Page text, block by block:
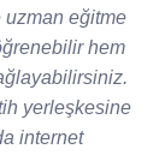
eğitme
hem
yerleşkesine
internet